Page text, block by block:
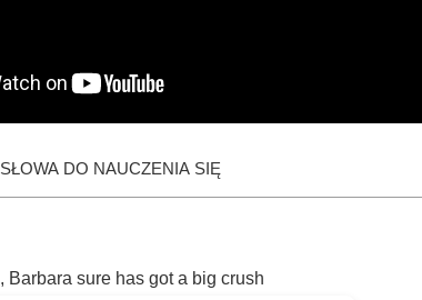
SŁOWA DO NAUCZENIA SIĘ
, Barbara sure has got a big crush